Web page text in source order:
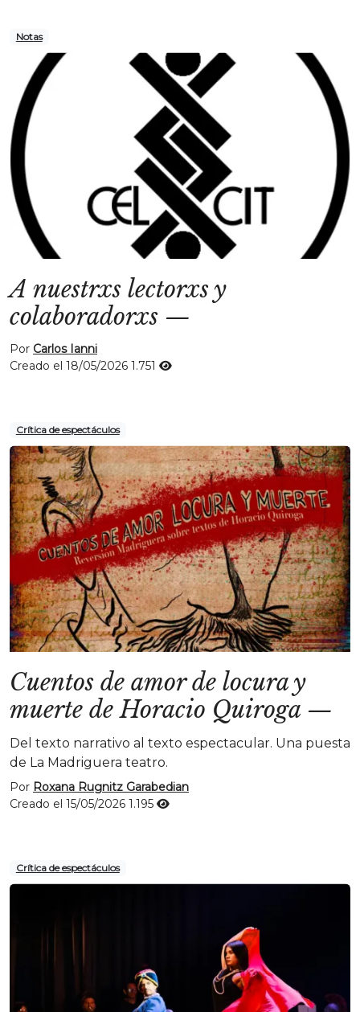
Notas
A nuestrxs lectorxs y
colaboradorxs —
Por Carlos Ianni
Creado el 18/05/2026 1.751
Crítica de espectáculos
Cuentos de amor de locura y
muerte de Horacio Quiroga —
Del texto narrativo al texto espectacular. Una puesta
de La Madriguera teatro.
Por Roxana Rugnitz Garabedian
Creado el 15/05/2026 1.195
Crítica de espectáculos